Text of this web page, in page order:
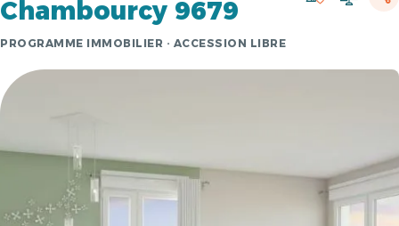
Chambourcy 9679
PROGRAMME IMMOBILIER · ACCESSION LIBRE